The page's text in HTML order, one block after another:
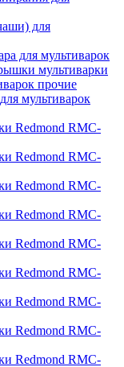
для
для мультиварок
мультиварки
прочие
мультиварок
Redmond RMC-
Redmond RMC-
Redmond RMC-
Redmond RMC-
Redmond RMC-
Redmond RMC-
Redmond RMC-
Redmond RMC-
Redmond RMC-